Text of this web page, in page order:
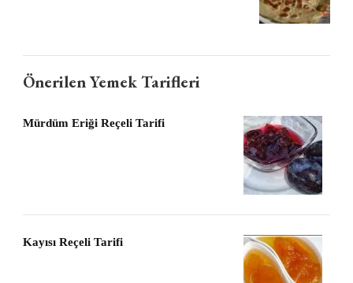
Önerilen Yemek Tarifleri
Mürdüm Eriği Reçeli Tarifi
Kayısı Reçeli Tarifi